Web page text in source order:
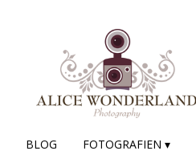
BLOG FOTOGRAFIEN ▾